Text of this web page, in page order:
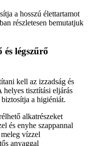
a hosszú élettartamot
részletesen bemutatjuk
és légszűrő
kell az izzadság és
helyes tisztítási eljárás
biztosítja a higiéniát.
alkatrészeket
és enyhe szappannal
vízzel
anyaggal